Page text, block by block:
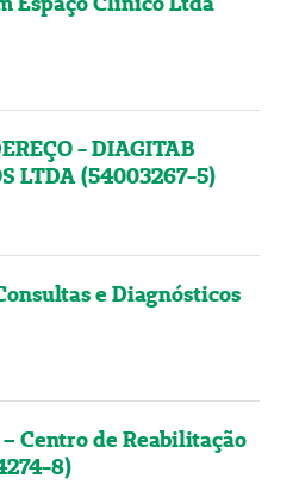
- DIAGITAB
LTDA (54003267-5)
e Diagnósticos
Centro de Reabilitação
8)